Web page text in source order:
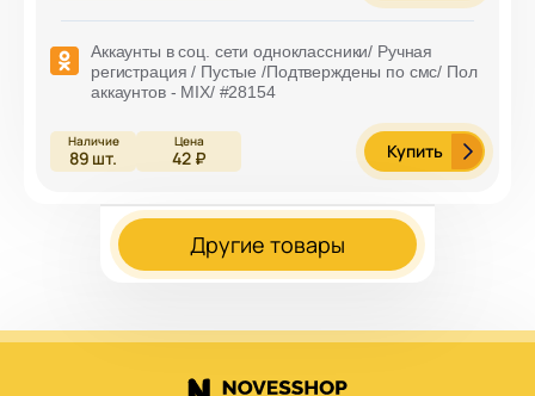
Аккаунты в соц. сети одноклассники/ Ручная
регистрация / Пустые /Подтверждены по смс/ Пол
аккаунтов - MIX/ #28154
89 шт. 42 ₽ Купить
Другие товары